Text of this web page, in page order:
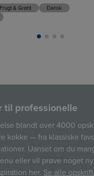
& Grønt
Dansk
til professionelle
blandt over 4000
kokke — fra klassiske
Uanset om du
eller vil prøve noget
her. Se alle